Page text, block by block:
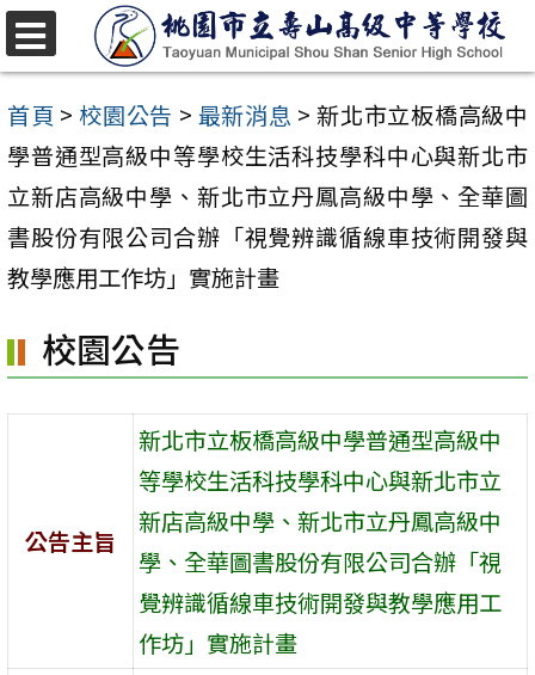
跳
至
主
要
內
容
區
首頁 > 校園公告 > 最新消息 > 新北市立板橋高級中
學普通型高級中等學校生活科技學科中心與新北市
立新店高級中學、新北市立丹鳳高級中學、全華圖
書股份有限公司合辦「視覺辨識循線車技術開發與
教學應用工作坊」實施計畫
校園公告
公告主旨
新北市立板橋高級中學普通型高級中
等學校生活科技學科中心與新北市立
新店高級中學、新北市立丹鳳高級中
學、全華圖書股份有限公司合辦「視
覺辨識循線車技術開發與教學應用工
作坊」實施計畫
選
單